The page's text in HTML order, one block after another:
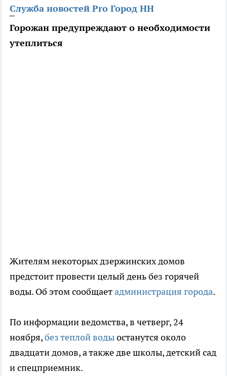
Служба новостей Pro Город НН
Горожан предупреждают о необходимости
утеплиться
Жителям некоторых дзержинских домов
предстоит провести целый день без горячей
воды. Об этом сообщаетадминистрация города.
По информации ведомства, в четверг, 24
ноября,без теплой водыостанутся около
двадцати домов, а также две школы, детский сад
и спецприемник.